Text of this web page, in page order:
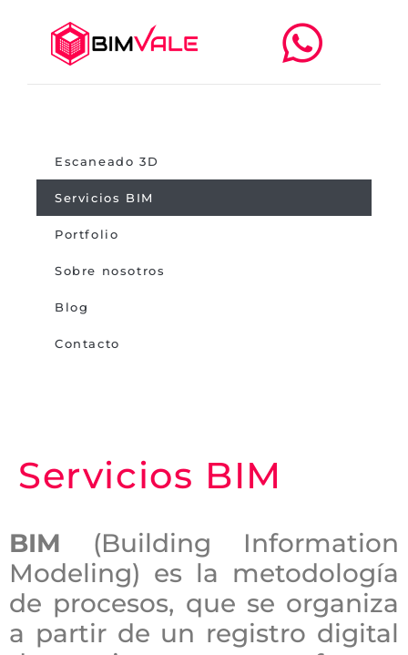
Escaneado 3D
Servicios BIM
Portfolio
Sobre nosotros
Blog
Contacto
Servicios BIM
BIM (Building Information
Modeling) es la metodología
de procesos, que se organiza
a partir de un registro digital